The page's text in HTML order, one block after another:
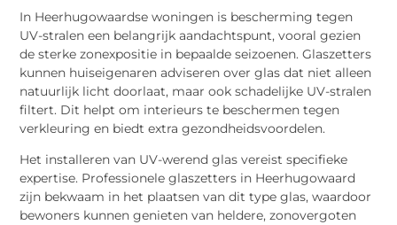
In Heerhugowaardse woningen is bescherming tegen
UV-stralen een belangrijk aandachtspunt, vooral gezien
de sterke zonexpositie in bepaalde seizoenen. Glaszetters
kunnen huiseigenaren adviseren over glas dat niet alleen
natuurlijk licht doorlaat, maar ook schadelijke UV-stralen
filtert. Dit helpt om interieurs te beschermen tegen
verkleuring en biedt extra gezondheidsvoordelen.
Het installeren van UV-werend glas vereist specifieke
expertise. Professionele glaszetters in Heerhugowaard
zijn bekwaam in het plaatsen van dit type glas, waardoor
bewoners kunnen genieten van heldere, zonovergoten